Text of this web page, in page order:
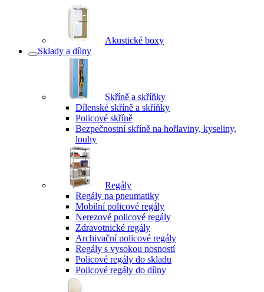
Akustické boxy
Sklady a dílny
Skříně a skříňky
Dílenské skříně a skříňky
Policové skříně
Bezpečnostní skříně na hořlaviny, kyseliny,
louhy
Regály
Regály na pneumatiky
Mobilní policové regály
Nerezové policové regály
Zdravotnické regály
Archivační policové regály
Regály s vysokou nosností
Policové regály do skladu
Policové regály do dílny